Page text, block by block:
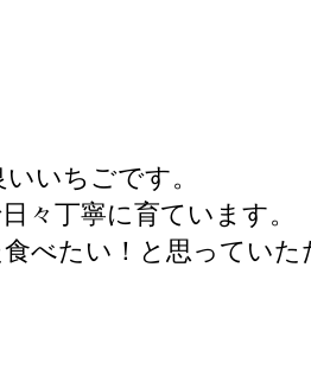
いちごです。
々丁寧に育ています。
べたい！と思ってい